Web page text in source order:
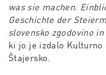
was sie machen.
Geschichte der
slovensko zgodovino
ki jo je izdalo Kulturno
Štajersko.